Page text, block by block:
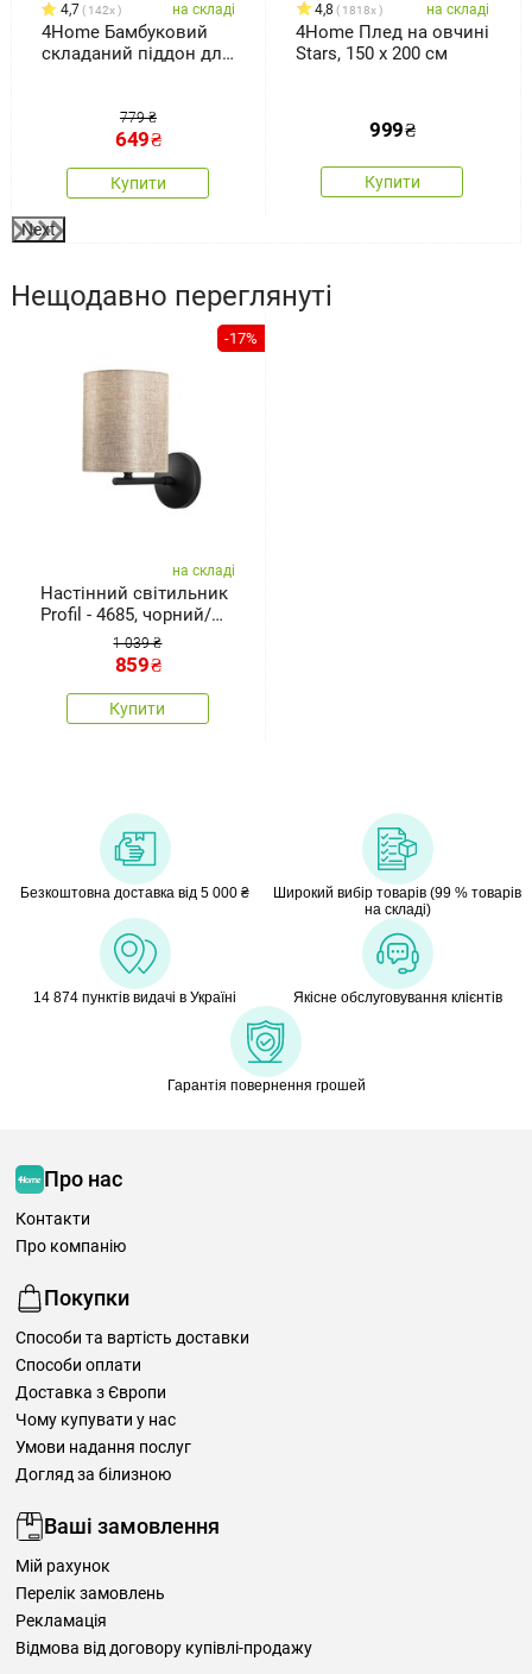
4,7 142x на складі
4Home Бамбуковий
складаний піддон для
779 ₴
649₴
Купити
4,8 1818x на складі
4Home Плед на овчині
Stars, 150 x 200 см
999₴
Купити
Next
Нещодавно переглянуті
-17%
на складі
Настінний світильник
Profil - 4685, чорний/
кремовий1 039 ₴
859₴
Купити
Безкоштовна доставка від 5 000 ₴
Широкий вибір товарів (99 % товарів
на складі)
14 874 пунктів видачі в Україні Якісне обслуговування клієнтів
Гарантія повернення грошей
Про нас
Контакти
Про компанію
Покупки
Способи та вартість доставки
Способи оплати
Доставка з Європи
Чому купувати у нас
Умови надання послуг
Догляд за білизною
Ваші замовлення
Мій рахунок
Перелік замовлень
Рекламація
Відмова від договору купівлі-продажу